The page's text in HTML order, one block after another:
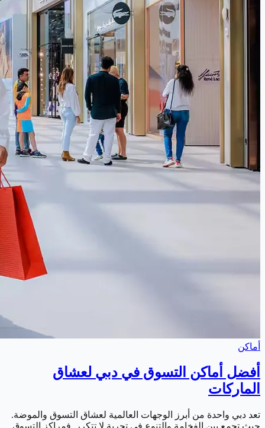
أماكن
أفضل أماكن التسوق في دبي لعشاق
الماركات
تعد دبي واحدة من أبرز الوجهات العالمية لعشاق التسوق والموضة.